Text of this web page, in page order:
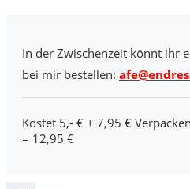
In der Zwischenzeit könnt ihr
bei mir bestellen:
Kostet 5,- € + 7,95 €
= 12,95 €